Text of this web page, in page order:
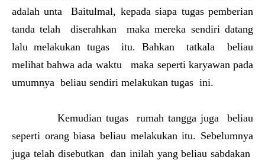
adalah unta Baitulmal, kepada siapa tugas pemberian
tanda telah diserahkan maka mereka sendiri datang
lalu melakukan tugas itu. Bahkan tatkala beliau
melihat bahwa ada waktu maka seperti karyawan pada
umumnya beliau sendiri melakukan tugas ini.
Kemudian tugas rumah tangga juga beliau
seperti orang biasa beliau melakukan itu. Sebelumnya
juga telah disebutkan dan inilah yang beliau sabdakan